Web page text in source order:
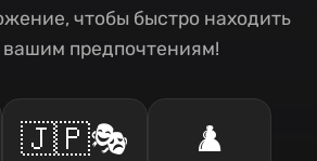
чтобы быстро находить
вашим предпочтениям!
🇯🇵🎭 ♟️